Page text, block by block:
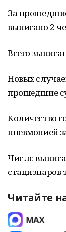
За
выписано 2
Всего
Новых
прошедшие
Количество
пневмонией
Число
стационаров
Читайте